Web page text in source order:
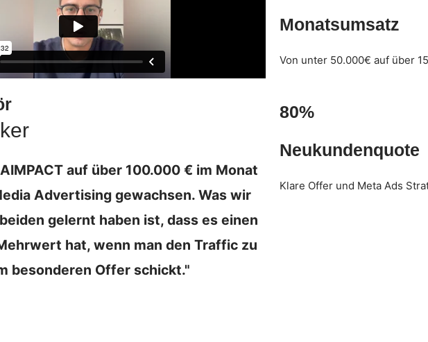
auf über 100.000 € im Monat
Advertising gewachsen. Was wir
gelernt haben ist, dass es einen
hat, wenn man den Traffic zu
besonderen Offer schickt."
Monatsumsatz
Von unter 50.000€ auf über
80%
Neukundenquote
Klare Offer und Meta Ads